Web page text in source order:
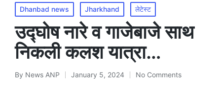
Posted
in
Dhanbad news Jharkhand लेटेस्ट
उद्घोष नारे व गाजेबाजे साथ
निकली कलश यात्रा…
Posted
By News ANP January 5, 2024 No Comments